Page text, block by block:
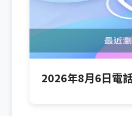
2026年8月6日電